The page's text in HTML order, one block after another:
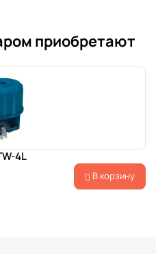
приобретают
4L
В корзину